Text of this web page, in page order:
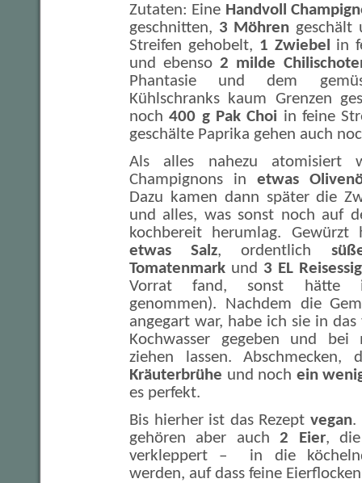
Zutaten: Eine Handvoll
geschnitten, 3 Möhren geschält
Streifen gehobelt, 1 Zwiebel
in
und ebenso2 milde
Phantasie und dem
Kühlschranks kaum Grenzen
noch400 g Pak Choi in feine
geschälte Paprika gehen auch
Als alles nahezu atomisiert
Champignons in etwas
Dazu kamen dann später die
und alles, was sonst noch auf
kochbereit herumlag.
etwas Salz, ordentlich
Tomatenmark und 3 EL
Vorrat fand, sonst hätte
genommen). Nachdem die
angegart war, habe ich sie in
Kochwasser gegeben und
ziehen lassen.
Kräuterbrühe und noch ein
es perfekt.
Bis hierher ist das Rezept vegan.
gehören aber auch2 Eier,
verkleppert – in die
werden, auf dass feine